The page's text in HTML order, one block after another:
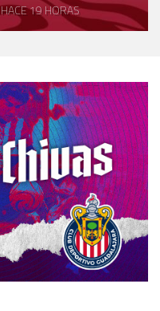
HACE 19 HORAS